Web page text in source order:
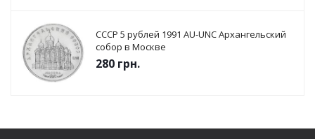
СССР 5 рублей 1991 AU-UNC Архангельский
собор в Москве
280 грн.